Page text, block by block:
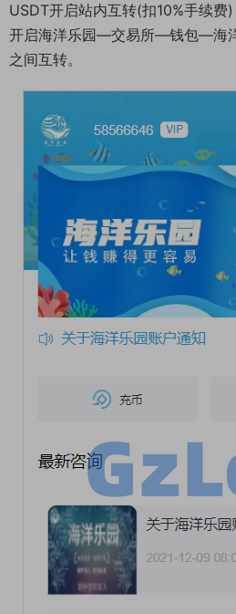
USDT开启站内互转(扣10%手续费
开启海洋乐园—交易所—钱包—海
之间互转。